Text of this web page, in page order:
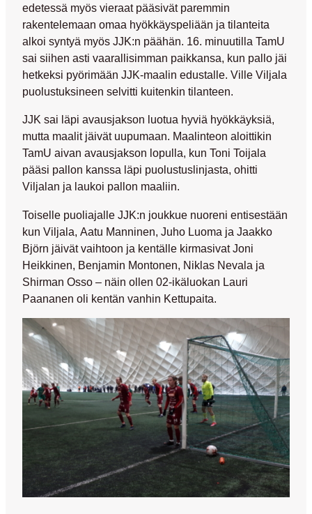
edetessä myös vieraat pääsivät paremmin
rakentelemaan omaa hyökkäyspeliään ja tilanteita
alkoi syntyä myös JJK:n päähän. 16. minuutilla TamU
sai siihen asti vaarallisimman paikkansa, kun pallo jäi
hetkeksi pyörimään JJK-maalin edustalle. Ville Viljala
puolustuksineen selvitti kuitenkin tilanteen.
JJK sai läpi avausjakson luotua hyviä hyökkäyksiä,
mutta maalit jäivät uupumaan. Maalinteon aloittikin
TamU aivan avausjakson lopulla, kun Toni Toijala
pääsi pallon kanssa läpi puolustuslinjasta, ohitti
Viljalan ja laukoi pallon maaliin.
Toiselle puoliajalle JJK:n joukkue nuoreni entisestään
kun Viljala, Aatu Manninen Juho Luoma ja Jaakko
Björn jäivät vaihtoon ja kentälle kirmasivatJoni
Heikkinen Benjamin Montonen Niklas Nevala ja
Shirman Osso – näin ollen 02-ikäluokan Lauri
Paananen oli kentän vanhin Kettupaita.